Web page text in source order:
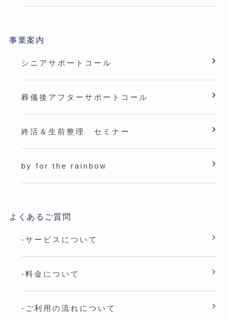
事業案内
シニアサポートコール
葬儀後アフターサポートコール
終活＆生前整理 セミナー
by for the rainbow
よくあるご質問
-サービスについて
-料金について
-ご利用の流れについて